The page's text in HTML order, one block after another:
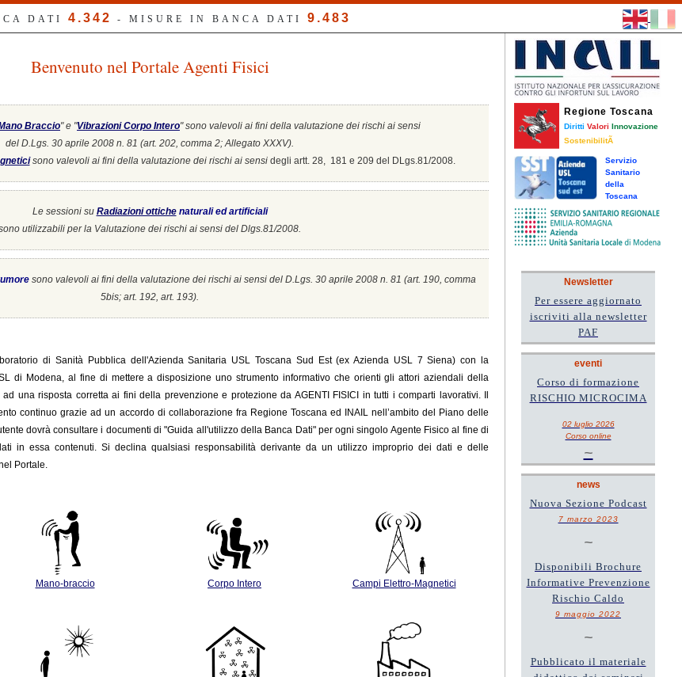
DATI 4.342 - MISURE IN BANCA DATI 9.483
Benvenuto nel Portale Agenti Fisici
Braccio" e "Vibrazioni Corpo Intero"sono valevoli ai fini della valutazione dei rischi ai sensi
del D.Lgs. 30 aprile 2008 n. 81 (art. 202, comma 2; Allegato XXXV).
sono valevoli ai fini della valutazione dei rischi ai sensi degli artt. 28, 181 e 209 del DLgs.81/2008.
Le sessioni su Radiazioni ottiche naturali ed artificiali
utilizzabili per la Valutazione dei rischi ai sensi del Dlgs.81/2008.
sono valevoli ai fini della valutazione dei rischi ai sensi del D.Lgs. 30 aprile 2008 n. 81 (art. 190, comma
5bis; art. 192, art. 193).
di Sanità Pubblica dell'Azienda Sanitaria USL Toscana Sud Est (ex Azienda USL 7 Siena) con la
di Modena, al fine di mettere a disposizione uno strumento informativo che orienti gli attori aziendali della
una risposta corretta ai fini della prevenzione e protezione da AGENTI FISICI in tutti i comparti lavorativi. Il
continuo grazie ad un accordo di collaborazione fra Regione Toscana ed INAIL nell’ambito del Piano delle
dovrà consultare i documenti di "Guida all'utilizzo della Banca Dati" per ogni singolo Agente Fisico al fine di
in essa contenuti. Si declina qualsiasi responsabilità derivante da un utilizzo improprio dei dati e delle
Portale.
Mano-braccio Corpo Intero Campi Elettro-Magnetici
Regione Toscana
Diritti Valori Innovazione
SostenibilitÃ
Servizio
Sanitario
della
Toscana
Newsletter
Per essere aggiornato
iscriviti alla newsletter
PAF
eventi
Corso di formazione
RISCHIO MICROCIMA
02 luglio 2026
Corso online
~
news
Nuova Sezione Podcast
7 marzo 2023
~
Disponibili Brochure
Informative Prevenzione
Rischio Caldo
9 maggio 2022
~
Pubblicato il materiale